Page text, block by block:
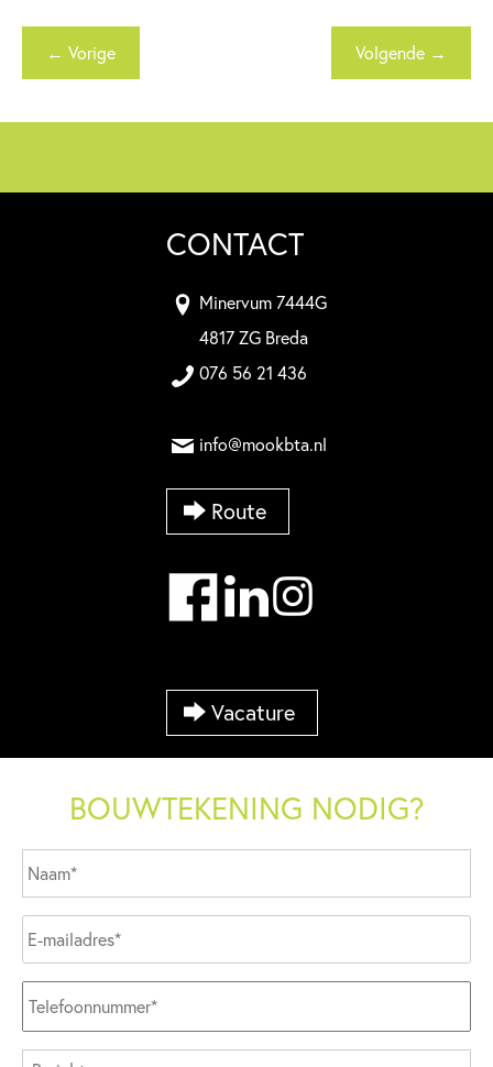
← Vorige Volgende →
CONTACT
Minervum 7444G
4817 ZG Breda
076 56 21 436
info@mookbta.nl
Route
Vacature
BOUWTEKENING NODIG?